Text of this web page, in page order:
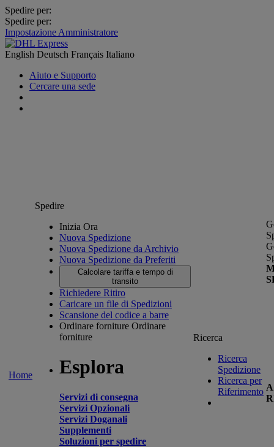
Spedire per:
Spedire per:
Impostazione Amministratore
English Deutsch Français Italiano
Aiuto e Supporto
Cercare una sede
Home
Spedire
Inizia Ora
Nuova Spedizione
Nuova Spedizione da Archivio
Nuova Spedizione da Preferiti
Calcolare tariffa e tempo di
transito
Richiedere Ritiro
Caricare un file di Spedizioni
Scansione del codice a barre
Ordinare forniture Ordinare
forniture
Esplora
Servizi di consegna
Servizi Opzionali
Servizi Doganali
Supplementi
Soluzioni per spedire
Ricerca
Ricerca
Spedizione
Ricerca per
Riferimento